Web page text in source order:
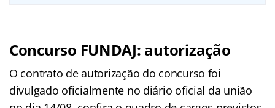
Concurso FUNDAJ: autorização
O contrato de autorização do concurso foi
divulgado oficialmente no diário oficial da união